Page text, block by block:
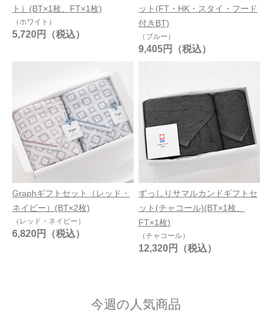
ト）(BT×1枚、FT×1枚)
（ホワイト）
5,720円
ット(FT・HK・スタイ・フード
付きBT)
（ブルー）
9,405円
Graphギフトセット（レッド・
ネイビー）(BT×2枚)
（レッド・ネイビー）
6,820円
ずっしりサマルカンドギフトセ
ット(チャコール)(BT×1枚、
FT×1枚)
（チャコール）
12,320円
今週の人気商品